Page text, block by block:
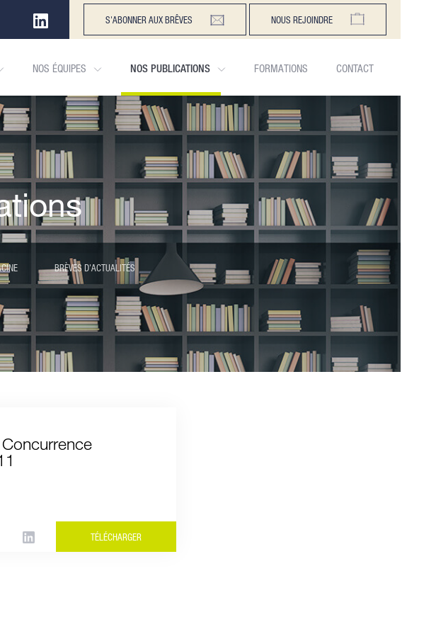
S'ABONNER AUX BRÊVES NOUS REJOINDRE
NOS ÉQUIPES NOS PUBLICATIONS FORMATIONS CONTACT
BRÈVES D'ACTUALITÉS
TÉLÉCHARGER